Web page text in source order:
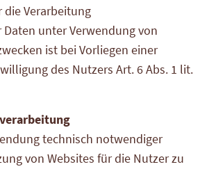
die Verarbeitung
unter Verwendung von
ist bei Vorliegen einer
des Nutzers Art. 6 Abs. 1 lit.
technisch notwendiger
von Websites für die Nutzer zu